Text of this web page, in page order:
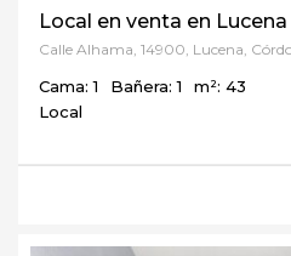
Local en venta en
Calle Alhama, 14900, Lucena,
Cama: 1 Bañera: 1
m²: 43
Local